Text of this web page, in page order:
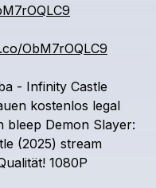
ObM7rOQLC9
- Infinity Castle
kostenlos legal
bleep Demon Slayer:
(2025) stream
1080P